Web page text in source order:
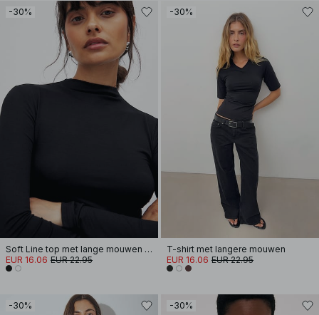
-30%
Soft Line top met lange mouwen en trechterhals
EUR 16.06 EUR 22.95
-30%
T-shirt met langere mouwen
EUR 16.06 EUR 22.95
-30% -30%